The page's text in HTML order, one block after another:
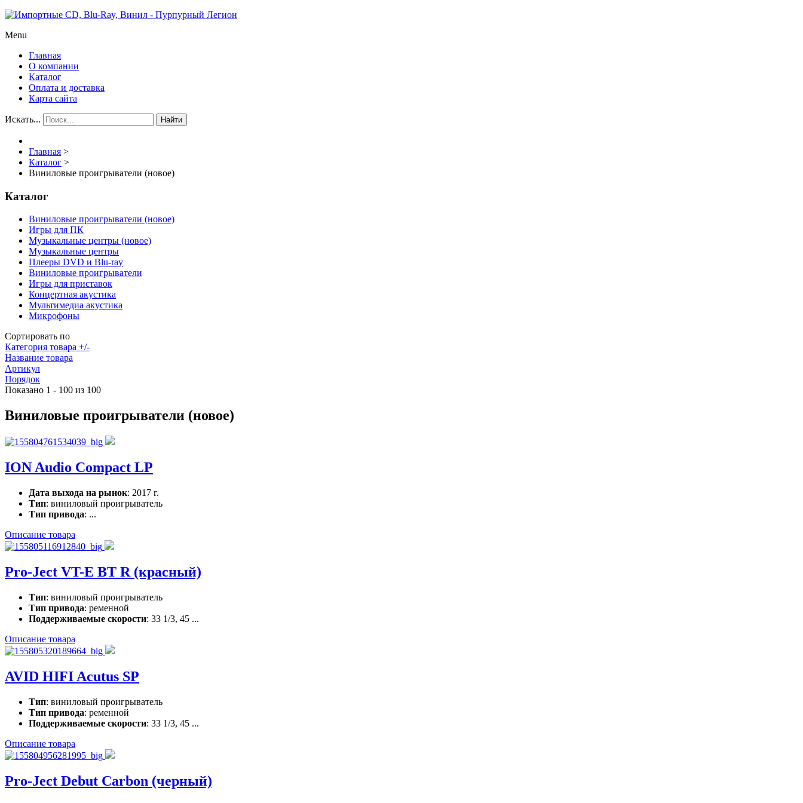
Menu
Главная
О компании
Каталог
Оплата и доставка
Карта сайта
Искать... Найти
Главная >
Каталог >
Виниловые проигрыватели (новое)
Каталог
Виниловые проигрыватели (новое)
Игры для ПК
Музыкальные центры (новое)
Музыкальные центры
Плееры DVD и Blu-ray
Виниловые проигрыватели
Игры для приставок
Концертная акустика
Мультимедиа акустика
Микрофоны
Сортировать по
Категория товара +/-
Название товара
Артикул
Порядок
Показано 1 - 100 из 100
Виниловые проигрыватели (новое)
ION Audio Compact LP
Дата выхода на рынок: 2017 г.
Тип: виниловый проигрыватель
Тип привода: ...
Описание товара
Pro-Ject VT-E BT R (красный)
Тип: виниловый проигрыватель
Тип привода: ременной
Поддерживаемые скорости: 33 1/3, 45 ...
Описание товара
AVID HIFI Acutus SP
Тип: виниловый проигрыватель
Тип привода: ременной
Поддерживаемые скорости: 33 1/3, 45 ...
Описание товара
Pro-Ject Debut Carbon (черный)